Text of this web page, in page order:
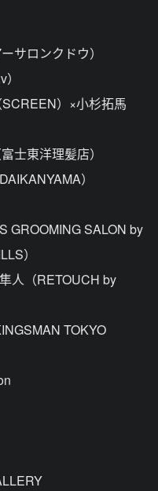
サロンクドウ）
）×小杉拓馬
士東洋理髪店）
）
GROOMING SALON by
）
人（RETOUCH by
TOKYO